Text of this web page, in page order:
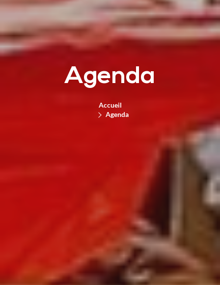
Agenda
Accueil
Agenda